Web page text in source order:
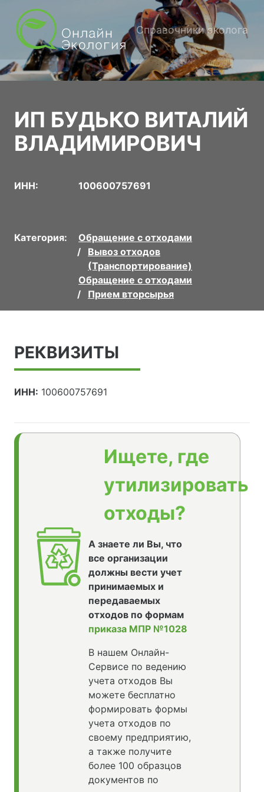
Справочники эколога
ИП БУДЬКО ВИТАЛИЙ
ВЛАДИМИРОВИЧ
ИНН: 100600757691
Категория:
Обращение с отходами
Вывоз отходов
(Транспортирование)
Обращение с отходами
Прием вторсырья
РЕКВИЗИТЫ
ИНН: 100600757691
Ищете, где
утилизировать
отходы?
А знаете ли Вы, что
все организации
должны вести учет
принимаемых и
передаваемых
отходов по формам
приказа МПР №1028
В нашем Онлайн-
Сервисе по ведению
учета отходов Вы
можете бесплатно
формировать формы
учета отходов по
своему предприятию,
а также получите
более 100 образцов
документов по